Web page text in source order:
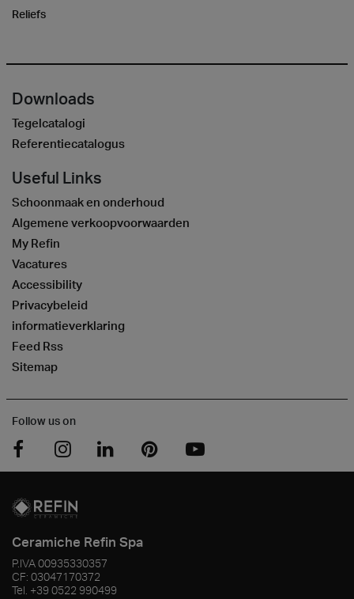
Reliefs
Downloads
Tegelcatalogi
Referentiecatalogus
Useful Links
Schoonmaak en onderhoud
Algemene verkoopvoorwaarden
My Refin
Vacatures
Accessibility
Privacybeleid
informatieverklaring
Feed Rss
Sitemap
Follow us on
Ceramiche Refin Spa
P.IVA00935330357
CF: 03047170372
Tel. +39 0522 990499